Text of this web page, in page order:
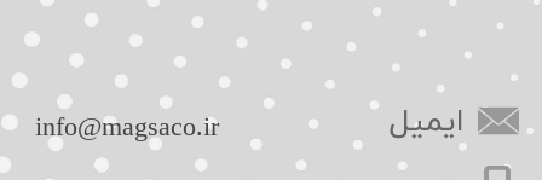
ایمیل ​info@magsaco.ir​​​​​​​